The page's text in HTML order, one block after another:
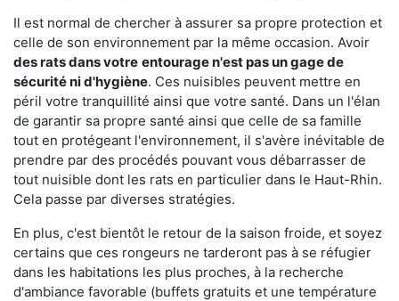
Il est normal de chercher à assurer sa propre protection et
celle de son environnement par la même occasion. Avoir
des rats dans votre entourage n'est pas un gage de
sécurité ni d'hygiène. Ces nuisibles peuvent mettre en
péril votre tranquillité ainsi que votre santé. Dans un l'élan
de garantir sa propre santé ainsi que celle de sa famille
tout en protégeant l'environnement, il s'avère inévitable de
prendre par des procédés pouvant vous débarrasser de
tout nuisible dont les rats en particulier dans le Haut-Rhin.
Cela passe par diverses stratégies.
En plus, c'est bientôt le retour de la saison froide, et soyez
certains que ces rongeurs ne tarderont pas à se réfugier
dans les habitations les plus proches, à la recherche
d'ambiance favorable (buffets gratuits et une température